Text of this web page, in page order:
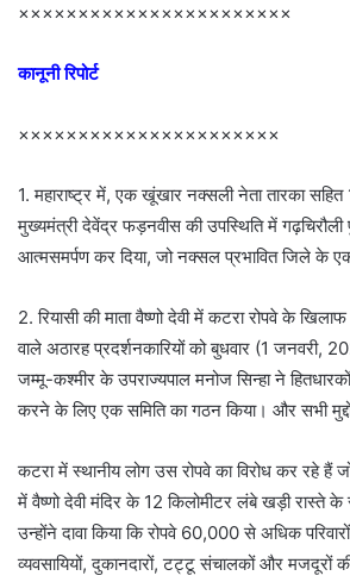
×××××××××××××××××××××××
कानूनी रिपोर्ट
××××××××××××××××××××××
1. महाराष्ट्र में, एक खूंखार नक्सली नेता तारका
मुख्यमंत्री देवेंद्र फड़नवीस की उपस्थिति में
आत्मसमर्पण कर दिया, जो नक्सल प्रभावित जिले के
2. रियासी की माता वैष्णो देवी में कटरा रोपवे के
वाले अठारह प्रदर्शनकारियों को बुधवार (1 जनवरी,
जम्मू-कश्मीर के उपराज्यपाल मनोज सिन्हा ने
करने के लिए एक समिति का गठन किया। और सभी
कटरा में स्थानीय लोग उस रोपवे का विरोध कर रहे हैं जो
में वैष्णो देवी मंदिर के 12 किलोमीटर लंबे खड़ी रास्ते
उन्होंने दावा किया कि रोपवे 60,000 से अधिक
व्यवसायियों, दुकानदारों, टट्टू संचालकों और मजदूरों